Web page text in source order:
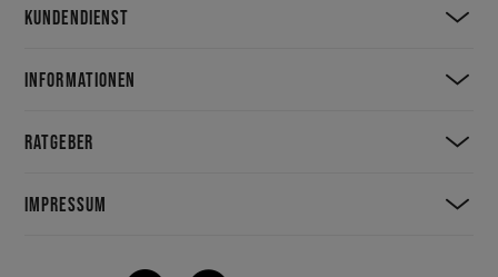
KUNDENDIENST
INFORMATIONEN
RATGEBER
IMPRESSUM